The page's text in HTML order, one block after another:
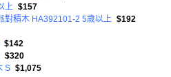
上 $157
對積木 HA392101-2 5歲以上 $192
$142
$320
S $1,075